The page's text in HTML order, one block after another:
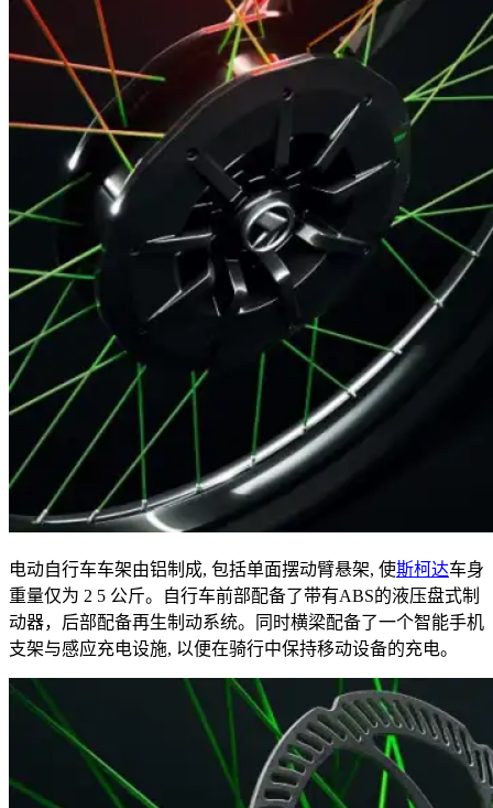
电动自行车车架由铝制成, 包括单面摆动臂悬架, 使斯柯达车身
重量仅为 2 5 公斤。自行车前部配备了带有ABS的液压盘式制
动器，后部配备再生制动系统。同时横梁配备了一个智能手机
支架与感应充电设施, 以便在骑行中保持移动设备的充电。